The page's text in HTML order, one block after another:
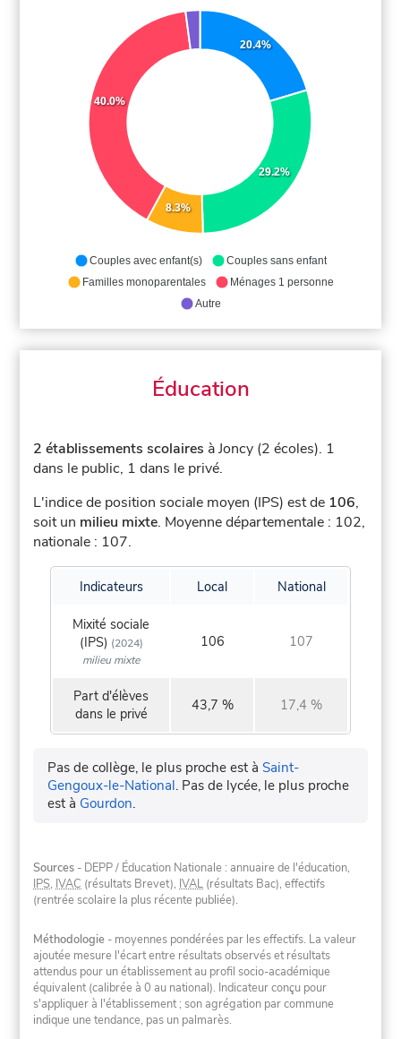
20.4%
29.2%
8.3%
40.0%
Couples avec enfant(s)
Couples sans enfant
Familles monoparentales
Ménages 1 personne
Autre
Éducation
2 établissements scolaires à Joncy (2 écoles). 1
dans le public, 1 dans le privé.
L'indice de position sociale moyen (IPS) est de 106,
soit un milieu mixte. Moyenne départementale : 102,
nationale : 107.
Indicateurs Local National
Mixité sociale
(IPS) (2024)
milieu mixte
106 107
Part d'élèves
dans le privé
43,7 % 17,4 %
Pas de collège, le plus proche est àSaint-
Gengoux-le-National. Pas de lycée, le plus proche
est à Gourdon.
Sources - DEPP / Éducation Nationale : annuaire de l'éducation,
IPS, IVAC (résultats Brevet), IVAL (résultats Bac), effectifs
(rentrée scolaire la plus récente publiée).
Méthodologie - moyennes pondérées par les effectifs. La valeur
ajoutée mesure l'écart entre résultats observés et résultats
attendus pour un établissement au profil socio-académique
équivalent (calibrée à 0 au national). Indicateur conçu pour
s'appliquer à l'établissement ; son agrégation par commune
indique une tendance, pas un palmarès.